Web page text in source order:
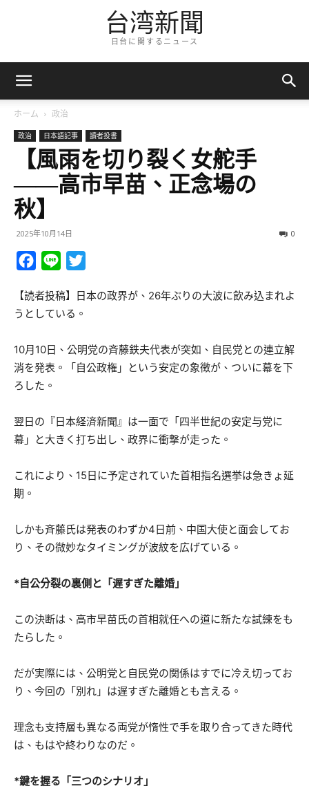
台湾新聞
日台に関するニュース
ホーム 政治
政治 日本語記事 讀者投書
【風雨を切り裂く女舵手
――高市早苗、正念場の
秋】
2025年10月14日 0
Facebook
Line
【読者投稿】日本の政界が、26年ぶりの大波に飲み込まれよ
うとしている。
10月10日、公明党の斉藤鉄夫代表が突如、自民党との連立解
消を発表。「自公政権」という安定の象徴が、ついに幕を下
ろした。
翌日の『日本経済新聞』は一面で「四半世紀の安定与党に
幕」と大きく打ち出し、政界に衝撃が走った。
これにより、15日に予定されていた首相指名選挙は急きょ延
期。
しかも斉藤氏は発表のわずか4日前、中国大使と面会してお
り、その微妙なタイミングが波紋を広げている。
*自公分裂の裏側と「遅すぎた離婚」
この決断は、高市早苗氏の首相就任への道に新たな試練をも
たらした。
だが実際には、公明党と自民党の関係はすでに冷え切ってお
り、今回の「別れ」は遅すぎた離婚とも言える。
理念も支持層も異なる両党が惰性で手を取り合ってきた時代
は、もはや終わりなのだ。
*鍵を握る「三つのシナリオ」